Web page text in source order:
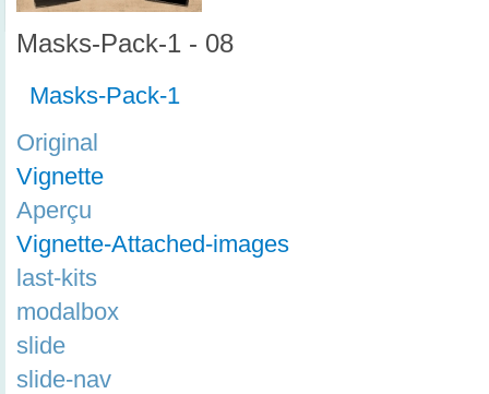
Masks-Pack-1 - 08
Masks-Pack-1
Original
Vignette
Aperçu
Vignette-Attached-images
last-kits
modalbox
slide
slide-nav